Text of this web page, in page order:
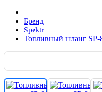
Бренд
Spektr
Топливный шланг SP-